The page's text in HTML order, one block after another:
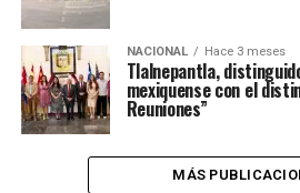
NACIONAL Hace 3 meses
Tlalnepantla,
mexiquense con el
Reuniones”
MÁS